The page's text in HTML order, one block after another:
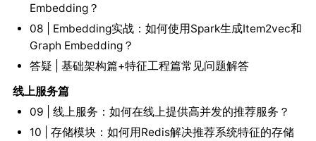
Embedding？
08 | Embedding实战：如何使用Spark生成Item2vec和
Graph Embedding？
答疑 | 基础架构篇+特征工程篇常见问题解答
线上服务篇
09 | 线上服务：如何在线上提供高并发的推荐服务？
10 | 存储模块：如何用Redis解决推荐系统特征的存储